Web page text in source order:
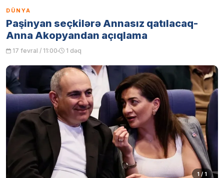
DÜNYA
Paşinyan seçkilərə Annasız qatılacaq-
Anna Akopyandan açıqlama
17 fevral / 11:00 1 dəq
1 / 1